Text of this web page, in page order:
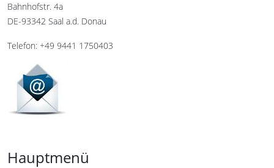
Bahnhofstr. 4a
DE-93342 Saal a.d. Donau
Telefon: +49 9441 1750403
Hauptmenü